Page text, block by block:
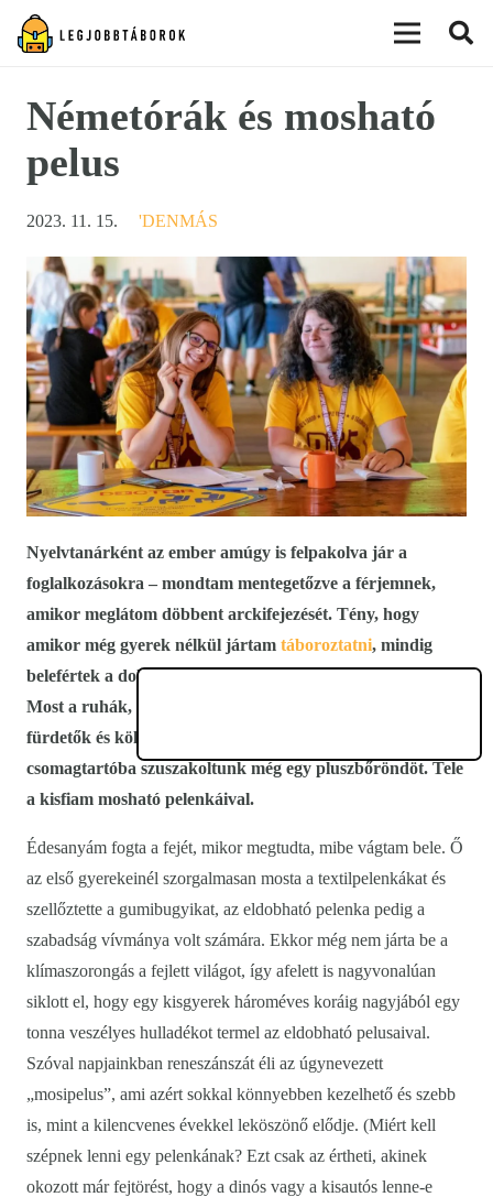
Németórák és mosható
pelus
2023. 11. 15. 'DENMÁS
Nyelvtanárként az ember amúgy is felpakolva jár a
foglalkozásokra – mondtam mentegetőzve a férjemnek,
amikor meglátom döbbent arckifejezését. Tény, hogy
amikor még gyerek nélkül jártam táboroztatni, mindig
belefértek a dolgaim egy közepes méretű utazótáskába.
Most a ruhák, könyvek, hordozókendők, bébiételek,
fürdetők és kölesgolyók áradatát elnyelő táskák mellé a
csomagtartóba szuszakoltunk még egy pluszbőröndöt. Tele
a kisfiam mosható pelenkáival.
Édesanyám fogta a fejét, mikor megtudta, mibe vágtam bele. Ő
az első gyerekeinél szorgalmasan mosta a textilpelenkákat és
szellőztette a gumibugyikat, az eldobható pelenka pedig a
szabadság vívmánya volt számára. Ekkor még nem járta be a
klímaszorongás a fejlett világot, így afelett is nagyvonalúan
siklott el, hogy egy kisgyerek hároméves koráig nagyjából egy
tonna veszélyes hulladékot termel az eldobható pelusaival.
Szóval napjainkban reneszánszát éli az úgynevezett
„mosipelus”, ami azért sokkal könnyebben kezelhető és szebb
is, mint a kilencvenes évekkel leköszönő elődje. (Miért kell
szépnek lenni egy pelenkának? Ezt csak az értheti, akinek
okozott már fejtörést, hogy a dinós vagy a kisautós lenne-e